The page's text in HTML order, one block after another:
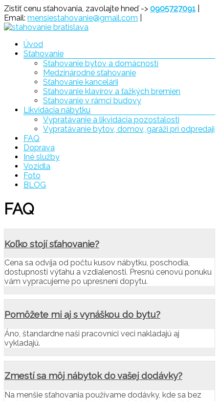
Prejsť
na
obsah
Zistiť cenu sťahovania, zavolajte hneď -> 0905727091
Email: mensiestahovanie@gmail.com
Sťahovanie
Bratislava
Menu Úvod
Sťahovanie
Sťahovanie bytov a domácností
Medzinárodné sťahovanie
Sťahovanie kancelárii
Sťahovanie klavírov a ťažkých bremien
Sťahovanie v rámci budovy
Likvidácia nábytku
Vypratávanie a likvidácia pozostalosti
Vypratávanie bytov, domov, garáži pri odpredaji
FAQ
Doprava
Iné služby
Vozidla
Foto
BLOG
FAQ
Koľko stojí sťahovanie?
Cena sa odvíja od počtu kusov nábytku, poschodia,
dostupnosti výťahu a vzdialenosti. Presnú cenovú ponuku
vám vypracujeme po upresnení dopytu.
Pomôžete mi aj s vynáškou do bytu?
Áno, štandardne naši pracovníci veci nakladajú aj
vykladajú.
Zmestí sa môj nábytok do vašej dodávky?
Na menšie sťahovania používame dodávky, kde sa bez